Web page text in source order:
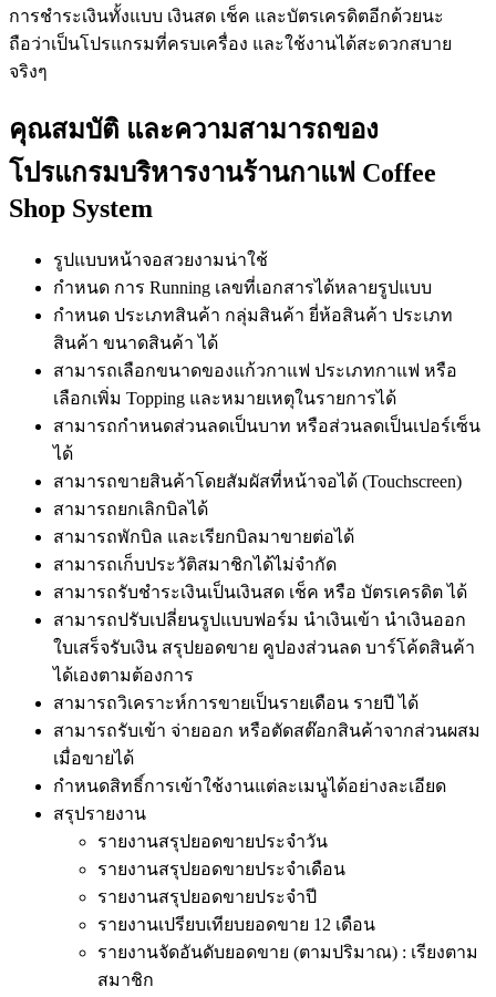
การชำระเงินทั้งแบบ เงินสด เช็ค และบัตรเครดิตอีกด้วยนะ
ถือว่าเป็นโปรแกรมที่ครบเครื่อง และใช้งานได้สะดวกสบาย
จริงๆ
คุณสมบัติ และความสามารถของ
โปรแกรมบริหารงานร้านกาแฟ Coffee
Shop System
รูปแบบหน้าจอสวยงามน่าใช้
กำหนด การ Running เลขที่เอกสารได้หลายรูปแบบ
กำหนด ประเภทสินค้า กลุ่มสินค้า ยี่ห้อสินค้า ประเภท
สินค้า ขนาดสินค้า ได้
สามารถเลือกขนาดของแก้วกาแฟ ประเภทกาแฟ หรือ
เลือกเพิ่ม Topping และหมายเหตุในรายการได้
สามารถกำหนดส่วนลดเป็นบาท หรือส่วนลดเป็นเปอร์เซ็น
ได้
สามารถขายสินค้าโดยสัมผัสที่หน้าจอได้ (Touchscreen)
สามารถยกเลิกบิลได้
สามารถพักบิล และเรียกบิลมาขายต่อได้
สามารถเก็บประวัติสมาชิกได้ไม่จำกัด
สามารถรับชำระเงินเป็นเงินสด เช็ค หรือ บัตรเครดิต ได้
สามารถปรับเปลี่ยนรูปแบบฟอร์ม นำเงินเข้า นำเงินออก
ใบเสร็จรับเงิน สรุปยอดขาย คูปองส่วนลด บาร์โค้ดสินค้า
ได้เองตามต้องการ
สามารถวิเคราะห์การขายเป็นรายเดือน รายปี ได้
สามารถรับเข้า จ่ายออก หรือตัดสต๊อกสินค้าจากส่วนผสม
เมื่อขายได้
กำหนดสิทธิ์การเข้าใช้งานแต่ละเมนูได้อย่างละเอียด
สรุปรายงาน
รายงานสรุปยอดขายประจำวัน
รายงานสรุปยอดขายประจำเดือน
รายงานสรุปยอดขายประจำปี
รายงานเปรียบเทียบยอดขาย 12 เดือน
รายงานจัดอันดับยอดขาย (ตามปริมาณ) : เรียงตาม
สมาชิก